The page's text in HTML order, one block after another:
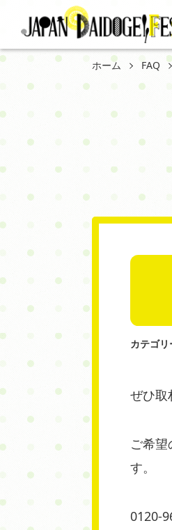
ホーム FAQ
カテゴリ
ぜひ取
ご希
す。
0120-